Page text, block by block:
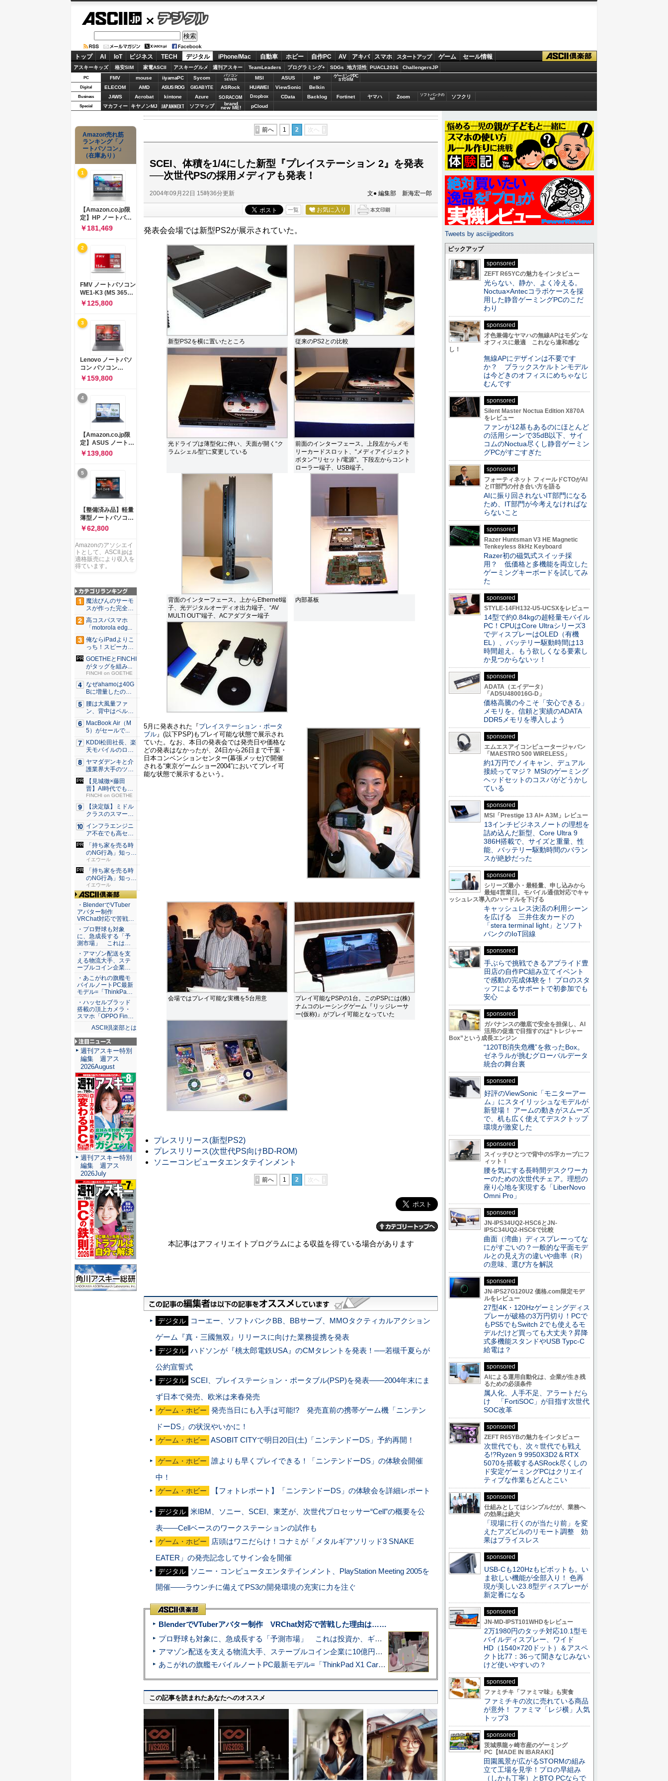
デジタル
トップ AI IoT ビジネス TECH デジタル iPhone/Mac 自動車 ホビー 自作PC AV アキバ スマホ スタートアップ ゲーム セール情報
アスキーキッズ 格安SIM 家電ASCII アスキーグルメ 週刊アスキー TeamLeaders プログラミング+ SDGs 地方活性 PUACL2026 ChallengersJP
PC FMV mouse iiyamaPC Sycom
パソコン
SEVEN
MSI ASUS HP ゲーミングPC
STORM
Digital ELECOM AMD ASUS ROG GIGABYTE ASRock HUAWEI ViewSonic Belkin
Business JAWS Acrobat kintone Azure SORACOM Dropbox CData Backlog Fortinet ヤマハ Zoom
ソフトバンクの
IoT
ソフクリ
Special マカフィー キヤノンMJ JAPANNEXT ソフマップ brand
new ME! pCloud
前へ 1 2 次へ
SCEI、体積を1/4にした新型『プレイステーション 2』を発表
──次世代PSの採用メディアも発表！
2004年09月22日 15時36分更新 文● 編集部 新海宏一郎
一覧 お気に入り
発表会会場では新型PS2が展示されていた。
新型PS2を横に置いたところ 従来のPS2との比較
光ドライブは薄型化に伴い、天面が開く“ク
ラムシェル型”に変更している
前面のインターフェース。上段左からメモ
リーカードスロット、“メディアイジェクト
ボタン”“リセット/電源”。下段左からコント
ローラー端子、USB端子。
背面のインターフェース。上からEthernet端
子、光デジタルオーディオ出力端子、“AV
MULTI OUT”端子、ACアダプター端子
内部基板
5月に発表された『プレイステーション・ポータ
ブル 』(以下PSP)もプレイ可能な状態で展示され
ていた。なお、本日の発表会では発売日や価格な
どの発表はなかったが、24日から26日まで千葉・
日本コンベンションセンター(幕張メッセ)で開催
される“東京ゲームショー2004”においてプレイ可
能な状態で展示するという。
会場ではプレイ可能な実機を5台用意
プレイ可能なPSPの1台。このPSPには(株)
ナムコのレーシングゲーム『リッジレーサ
ー(仮称)』がプレイ可能となっていた
プレスリリース(新型PS2)
プレスリリース(次世代PS向けBD-ROM)
ソニーコンピュータエンタテインメント
前へ 1 2 次へ
本記事はアフィリエイトプログラムによる収益を得ている場合があります
デジタル
コーエー、ソフトバンクBB、BBサーブ、MMOタクティカルアクション
ゲーム『真・三國無双』リリースに向けた業務提携を発表
デジタル ハドソンが『桃太郎電鉄USA』のCMタレントを発表！──若槻千夏らが
公約宣誓式
デジタル
SCEI、プレイステーション・ポータブル(PSP)を発表――2004年末にま
ず日本で発売、欧米は来春発売
ゲーム・ホビー
発売当日にも入手は可能!? 発売直前の携帯ゲーム機「ニンテン
ドーDS」の状況やいかに！
ゲーム・ホビー ASOBIT CITYで明日20日(土)「ニンテンドーDS」予約再開！
ゲーム・ホビー
誰よりも早くプレイできる！「ニンテンドーDS」の体験会開催
中！
ゲーム・ホビー 【フォトレポート】「ニンテンドーDS」の体験会を詳細レポート
デジタル 米IBM、ソニー、SCEI、東芝が、次世代プロセッサー“Cell”の概要を公
表――Cellベースのワークステーションの試作も
ゲーム・ホビー
店頭はワニだらけ！コナミが「メタルギアソリッド3 SNAKE
EATER」の発売記念してサイン会を開催
デジタル
ソニー・コンピュータエンタテインメント、PlayStation Meeting 2005を
開催――ラウンチに備えてPS3の開発環境の充実に力を注ぐ
BlenderでVTuberアバター制作 VRChat対応で苦戦した理由は……
プロ野球も対象に、急成長する「予測市場」 これは投資か、ギャンブルか
アマゾン配送を支える物流大手、ステーブルコイン企業に10億円投資のワケ
あこがれの旗艦モバイルノートPC最新モデル=「ThinkPad X1 Carbon Gen 14 Aura Edition」実機レビュー
この記事を読まれたあなたへのオススメ
Amazon売れ筋
ランキング「ノ
ートパソコン」
（在庫あり）
1
【Amazon.co.jp限
定】HP ノートパソ
コン 15-fd 15.6イン
チ インテル Core 5
120U メモリ16GB
SSD512GB
Windows 11
Microsoft Office
2024搭載 WPS
Office搭載 カメラシ
ャッター 指紋認証 薄
型 Copilotキー搭載
ナチュラルシルバー
￥181,469
2
FMV ノートパソコン
WE1-K3 (MS 365
Personal/Copilotキ
ー搭載/Win 11/15.6
型/Core
i5/16GB/SSD
512GB/ホワイト)
FMVWK3E15W_AZ
￥125,800
3
Lenovo ノートパソ
コン パソコン
IdeaPad Slim 3 14.0
インチ AMD
Ryzen™ 5 8640HS
メモリ16GB
SSD512GB
Microsoft 365 試用
版 Windows11 バッ
テリー駆動12.6時間
重量1.39kg ルナグレ
ー 83K9003JJP ノー
トPC
￥159,800
4
【Amazon.co.jp限
定】ASUS ノートパ
ソコン Vivobook 15
M1502NAQ 15.6イ
ンチ AMD Ryzen 7
170 メモリ16GB
SSD 512GB
Microsoft 365
Personal (24か月版)
搭載 Windows 11 重
量1.7kg Wi-Fi 6E ク
ワイエットブルー
M1502NAQ-
￥139,800
5
【整備済み品】軽量
薄型ノートパソコン
dynabook G83 ■
13.3型
FHD(1920x1080) -
高性能第11世代Core
i5-1135G7 - メモリ
16GB - SSD 256GB
USB Type-C - MS
Office 2021 - Win11
搭載
￥62,800
Amazonのアソシエイ
トとして、ASCII.jpは
適格販売により収入を
得ています。
魔法びんのサーモ
スが作った完全遮
光100...
高コスパスマホ
「motorola edg...
俺ならiPadよりこ
っち！スピーカー
9個...
GOETHEとFINCHI
がタッグを組み...
FINCHI on GOETHE
なぜahamoは40G
Bに増量したの
か ...
腰は大風量ファ
ン、背中はペルチ
ェ冷却。ダ...
MacBook Air（M
5）がセールで...
KDDI松田社長、楽
天モバイルのロー
ミン...
ヤマダデンキと介
護業界大手のツク
イが協業...
【見城徹×藤田
晋】AI時代でも変
わらない...
FINCHI on GOETHE
【決定版】ミドル
クラスのスマート
フォンの...
インフラエンジニ
ア不在でも高セキ
ュリティ...
「持ち家を売る時
のNG行為」知って
るだけ...
イエウール
「持ち家を売る時
のNG行為」知って
るだけ...
イエウール
ASCII倶楽部
・BlenderでVTuber
アバター制作
VRChat対応で苦戦…
・プロ野球も対象
に、急成長する「予
測市場」 これは…
・アマゾン配送を支
える物流大手、ステ
ーブルコイン企業…
・あこがれの旗艦モ
バイルノートPC最新
モデル=「ThinkPa…
・ハッセルブラッド
搭載の頂上カメラ・
スマホ「OPPO Fin…
ASCII倶楽部とは
注目ニュース
週刊アスキー特別
編集 週アス
2026August
週刊アスキー特別
編集 週アス
2026July
Tweets by asciijpeditors
ピックアップ
sponsored
ZEFT R65YCの魅力をインタビュー
光らない、静か、よく冷える。
Noctua×Antecコラボケースを採
用した静音ゲーミングPCのこだ
わり
sponsored
才色兼備なヤマハの無線APはモダンな
オフィスに最適 これなら違和感な
し！
無線APにデザインは不要です
か？ ブラックスケルトンモデル
は今どきのオフィスにめちゃなじ
むんです
sponsored
Silent Master Noctua Edition X870A
をレビュー
ファンが12基もあるのにほとんど
の活用シーンで35dB以下、サイ
コムのNoctua尽くし静音ゲーミン
グPCがすごすぎた
sponsored
フォーティネット フィールドCTOがAI
とIT部門の付き合い方を語る
AIに振り回されないIT部門になる
ため、IT部門が今考えなければな
らないこと
sponsored
Razer Huntsman V3 HE Magnetic
Tenkeyless 8kHz Keyboard
Razer初の磁気式スイッチ採
用？ 低価格と多機能を両立した
ゲーミングキーボードを試してみ
た
sponsored
STYLE-14FH132-U5-UCSXをレビュー
14型で約0.84kgの超軽量モバイル
PC！CPUはCore Ultraシリーズ3
でディスプレーはOLED（有機
EL）、バッテリー駆動時間は13
時間超え。もう欲しくなる要素し
か見つからないッ！
sponsored
ADATA（エイデータ）
「AD5U480016G-D」
価格高騰の今こそ「安心できる」
メモリを。信頼と実績のADATA
DDR5メモリを導入しよう
sponsored
エムエスアイコンピュータージャパン
「MAESTRO 500 WIRELESS」
約1万円でノイキャン、デュアル
接続ってマジ？ MSIのゲーミング
ヘッドセットのコスパがどうかし
ている
sponsored
MSI「Prestige 13 AI+ A3M」レビュー
13インチビジネスノートの理想を
詰め込んだ新型、Core Ultra 9
386H搭載で、サイズと重量、性
能、バッテリー駆動時間のバラン
スが絶妙だった
sponsored
シリーズ最小・最軽量、申し込みから
最短4営業日。モバイル通信対応でキャ
ッシュレス導入のハードルを下げる
キャッシュレス決済の利用シーン
を広げる 三井住友カードの
「stera terminal light」とソフト
バンクのIoT回線
sponsored
手ぶらで挑戦できるアプライド豊
田店の自作PC組み立てイベント
で感動の完成体験を！ プロのスタ
ッフによるサポートで初参加でも
安心
sponsored
ガバナンスの徹底で安全を担保し、AI
活用の促進で目指すのは“トレジャー
Box”という成長エンジン
“120TB消失危機”を救ったBox。
ゼネラルが挑むグローバルデータ
統合の舞台裏
sponsored
好評のViewSonic「モニターアー
ム」にスタイリッシュなモデルが
新登場！ アームの動きがスムーズ
で、机も広く使えてデスクトップ
環境が激変した
sponsored
スイッチひとつで背中のS字カーブにフ
ィット！
腰を気にする長時間デスクワーカ
ーのための次世代チェア。理想の
座り心地を実現する「LiberNovo
Omni Pro」
sponsored
JN-IPS34UQ2-HSC6とJN-
IPSC34UQ2-HSC6で比較
曲面（湾曲）ディスプレーってな
にがすごいの？一般的な平面モデ
ルとの見え方の違いや曲率（R）
の意味、選び方を解説
sponsored
JN-IPS27G120U2 価格.com限定モデ
ルをレビュー
27型4K・120Hzゲーミングディス
プレーが破格の3万円切り！PCで
もPS5でもSwitch 2でも使えるモ
デルだけど買っても大丈夫？昇降
式多機能スタンドやUSB Typc-C
給電は？
sponsored
AIによる運用自動化は、企業が生き残
るための必須条件
属人化、人手不足、アラートだら
け 「FortiSOC」が目指す次世代
SOC改革
sponsored
ZEFT R65YBの魅力をインタビュー
次世代でも、次々世代でも戦え
る!?Ryzen 9 9950X3D2＆RTX
5070を搭載するASRock尽くしの
ド安定ゲーミングPCはクリエイ
ティブな作業もどんとこい
sponsored
仕組みとしてはシンプルだが、業務へ
の効果は絶大
「現場に行くのが当たり前」を変
えたアズビルのリモート調整 効
果はプライスレス
sponsored
USB-Cも120Hzもピボットも。い
ま欲しい機能が全部入り！ 色再
現が美しい23.8型ディスプレーが
新定番になる
sponsored
JN-MD-IPST101WHDをレビュー
2万1980円のタッチ対応10.1型モ
バイルディスプレー、ワイド
HD（1540×720ドット）＆アスペ
クト比77：36って聞きなじみない
けど使いやすいの？
sponsored
ファミチキ「ファミマ味」も実食
ファミチキの次に売れている商品
が意外！ ファミマ「レジ横」人気
トップ3
sponsored
茨城県龍ヶ崎市産のゲーミング
PC【MADE IN IBARAKI】
田園風景が広がるSTORMの組み
立て工場を見学！プロの早組み
（しかも丁寧）とBTO PCならで